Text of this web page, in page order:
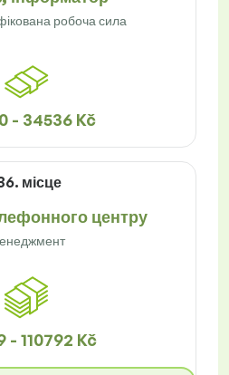
робоча сила
- 34536 Kč
місце
центру
- 110792 Kč